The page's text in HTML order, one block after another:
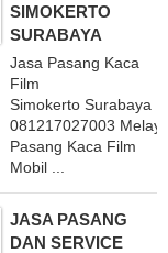
SIMOKERTO
SURABAYA
Jasa Pasang Kaca
Film
Simokerto Surabaya
081217027003
Pasang Kaca Film
Mobil ...
JASA PASANG
DAN SERVICE